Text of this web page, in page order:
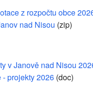
z rozpočtu obce
nad Nisou (zip)
v Janově nad Nisou
projekty 2026(doc)